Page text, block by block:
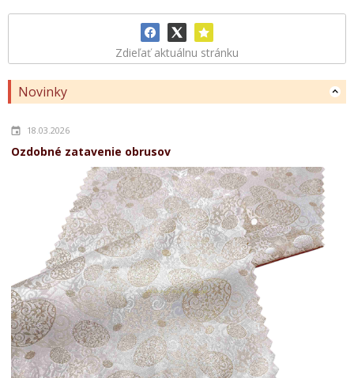
Zdieľať aktuálnu stránku
Novinky
18.03.2026
Ozdobné zatavenie obrusov